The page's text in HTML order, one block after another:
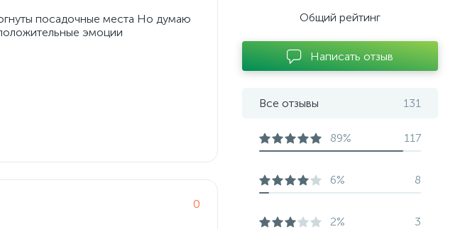
посадочные места Но думаю
эмоции
0
Общий рейтинг
Написать отзыв
Все отзывы 131
89% 117
6% 8
2% 3